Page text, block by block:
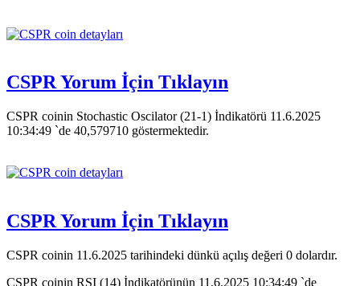
CSPR Yorum İçin Tıklayın
CSPR coinin Stochastic Oscilator (21-1) İndikatörü 11.6.2025
10:34:49 `de 40,579710 göstermektedir.
CSPR Yorum İçin Tıklayın
CSPR coinin 11.6.2025 tarihindeki dünkü açılış değeri 0 dolardır.
CSPR coinin RSI (14) İndikatörünün 11.6.2025 10:34:49 `de